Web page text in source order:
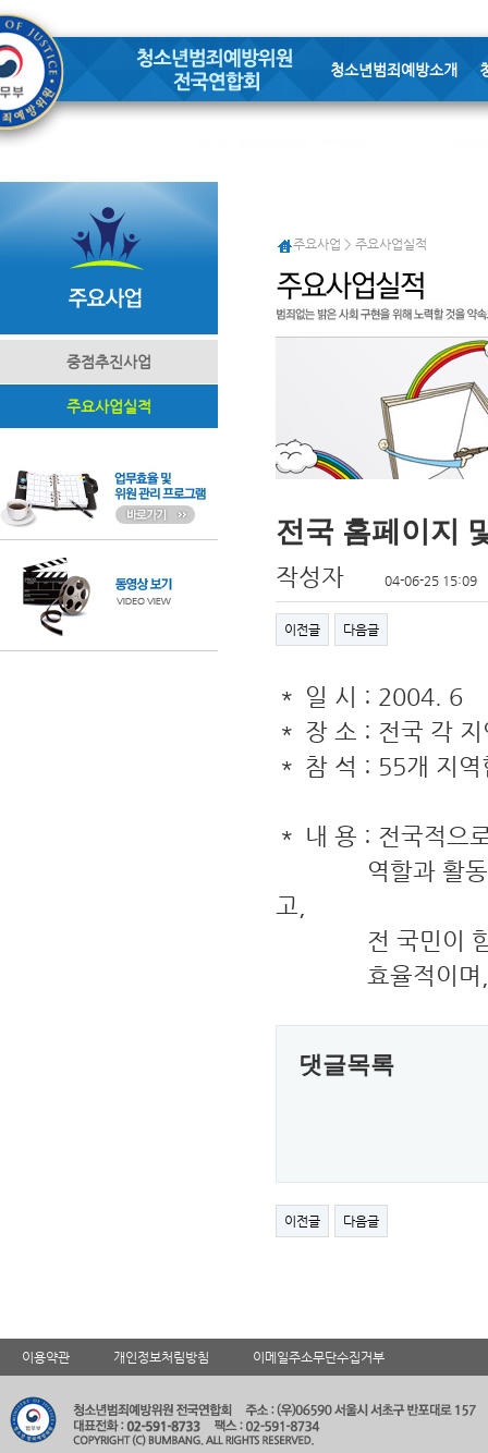
청소년범죄예방소개
중점추진사업
주요사업실적
주요사업 > 주요사업실적
전국 홈페이지
작성자 04-06-25 15:09
이전글 다음글
＊ 일 시 : 2004. 6
＊ 장 소 : 전국 각
＊ 참 석 : 55개 지
＊ 내 용 : 전국적으
역할과 활동사항
고,
전 국민이 함께
효율적이며, 신
댓글목록
이전글 다음글
이용약관 개인정보처림방침 이메일주소무단수집거부